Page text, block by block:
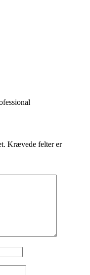
Krævede felter er